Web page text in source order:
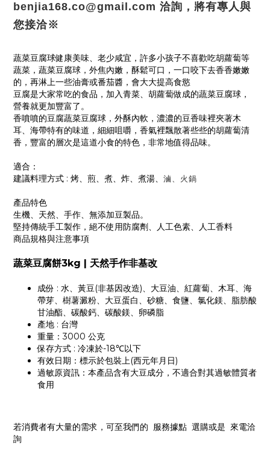
benjia168.co@gmail.com 洽詢，將有專人與
您接洽※
蔬菜豆腐球健康美味、老少咸宜，許多小孩子不喜歡吃胡蘿蔔等
蔬菜，蔬菜豆腐球，外焦內嫩，酥鬆可口，一口咬下去香香嫩嫩
的，再淋上一些油膏或番茄醬，會大大提高食慾
豆腐是大家常吃的食品，加入青菜、胡蘿蔔做成的蔬菜豆腐球，
營養就更加豐富了。
香噴噴的豆腐蔬菜豆腐球，外酥內軟，濃濃的豆香味裡夾著木
耳、海帶特有的味道，細細咀嚼，香氣裡飄散著些些的胡蘿蔔清
香，豐富的層次是這道小食的特色，非常地值得品味。
適合：
建議料理方式 : 烤、煎、煮、炸、煮湯、 滷、火鍋
產品特色
生機、天然、手作、無添加豆製品。
堅持傳統手工製作，絕不使用防腐劑、人工色素、人工香料
商品規格與注意事項
蔬菜豆腐餅3kg | 天然手作非基改
成份 : 水、黃豆(非基因改造)、大豆油、紅蘿蔔、木耳、海
帶芽、樹薯澱粉、大豆蛋白、砂糖、食鹽、氯化鎂、脂肪酸
甘油酯、碳酸鈣、碳酸鎂、卵磷脂
產地 : 台灣
重量：3000 公克
保存方式 : 冷凍於-18℃以下
有效日期：標示於包裝上(西元年月日)
過敏原資訊：本產品含有大豆成分，不適合對其過敏體質者
食用
若消費者有大量的需求，可至我們的 服務據點 選購或是 來電洽
詢